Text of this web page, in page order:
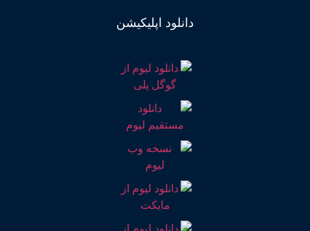
دانلود اپلیکیشن